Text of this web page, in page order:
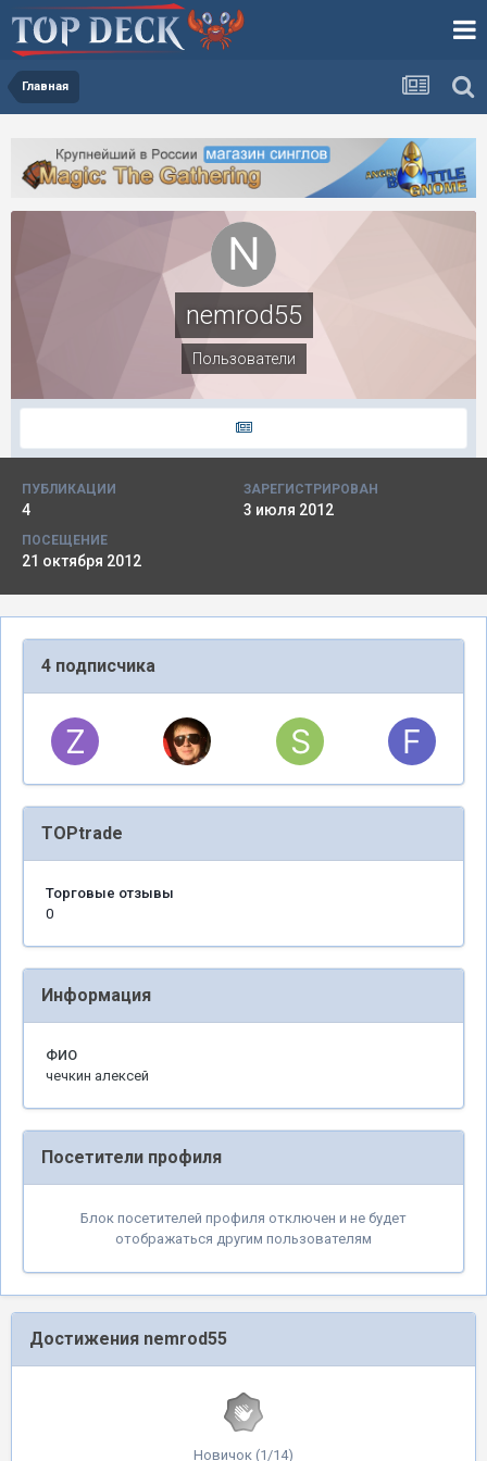
Главная
nemrod55
Пользователи
ПУБЛИКАЦИИ
4
ЗАРЕГИСТРИРОВАН
3 июля 2012
ПОСЕЩЕНИЕ
21 октября 2012
4 подписчика
TOPtrade
Торговые отзывы
0
Информация
ФИО
чечкин алексей
Посетители профиля
Блок посетителей профиля отключен и не будет
отображаться другим пользователям
Достижения nemrod55
Новичок (1/14)